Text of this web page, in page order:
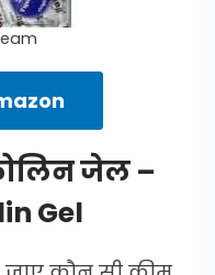
जेल –
Gel